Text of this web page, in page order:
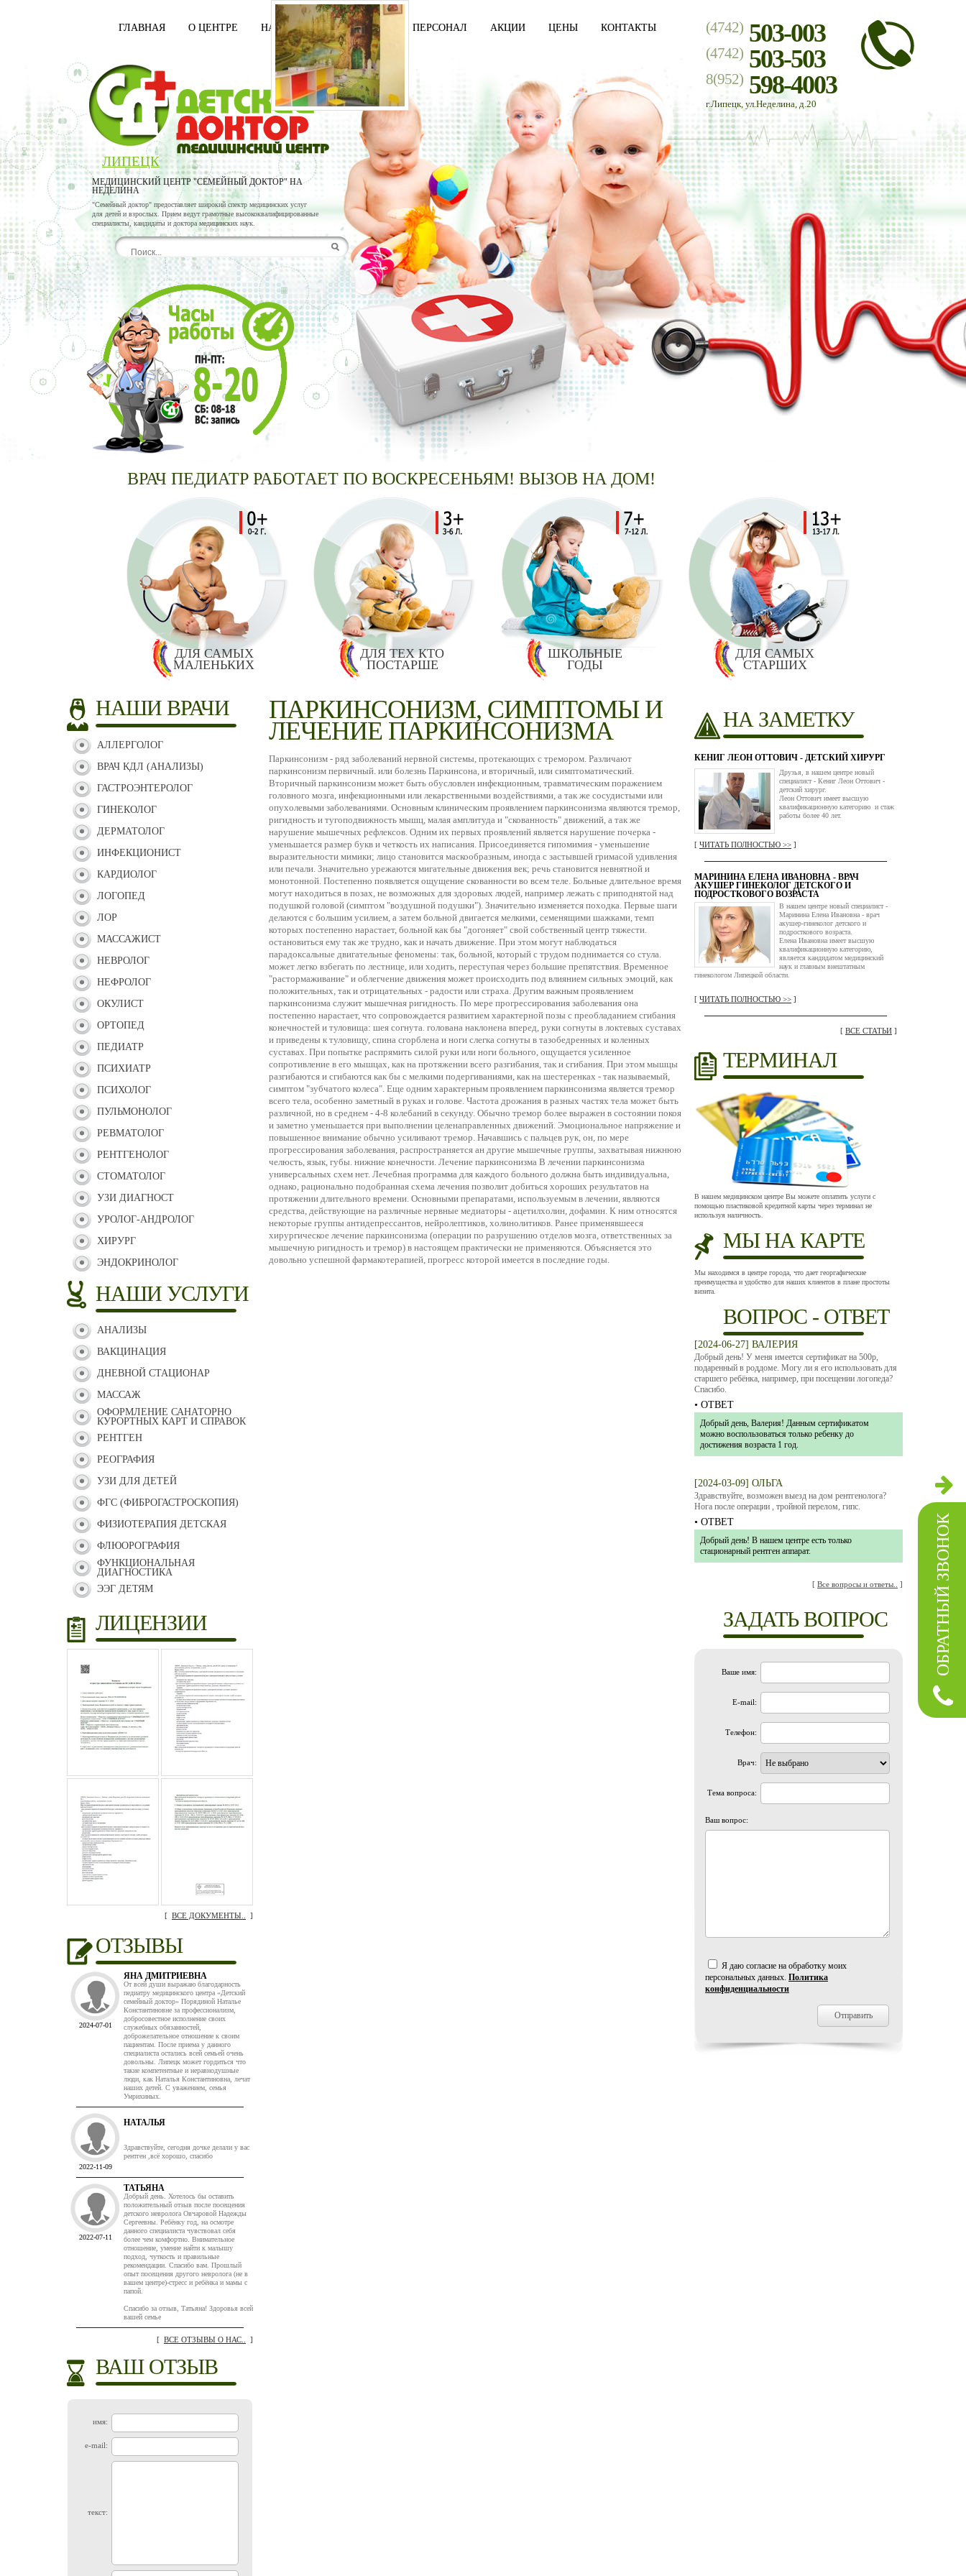
ОБРАТНЫЙ ЗВОНОК
ГЛАВНАЯ О ЦЕНТРЕ НАШИ ВРАЧИ УСЛУГИ ПЕРСОНАЛ АКЦИИ ЦЕНЫ КОНТАКТЫ (4742) 503-003
(4742) 503-503
8(952) 598-4003
г.Липецк, ул.Неделина, д.20
ЛИПЕЦК
МЕДИЦИНСКИЙ ЦЕНТР "СЕМЕЙНЫЙ ДОКТОР" НА
НЕДЕЛИНА
"Семейный доктор" предоставляет широкий спектр медицинских услуг
для детей и взрослых. Прием ведут грамотные высококвалифицированные
специалисты, кандидаты и доктора медицинских наук.
ВРАЧ ПЕДИАТР РАБОТАЕТ ПО ВОСКРЕСЕНЬЯМ! ВЫЗОВ НА ДОМ!
ДЛЯ САМЫХ
МАЛЕНЬКИХ
ДЛЯ ТЕХ КТО
ПОСТАРШЕ
ШКОЛЬНЫЕ
ГОДЫ
ДЛЯ САМЫХ
СТАРШИХ
НАШИ ВРАЧИ
АЛЛЕРГОЛОГ
ВРАЧ КДЛ (АНАЛИЗЫ)
ГАСТРОЭНТЕРОЛОГ
ГИНЕКОЛОГ
ДЕРМАТОЛОГ
ИНФЕКЦИОНИСТ
КАРДИОЛОГ
ЛОГОПЕД
ЛОР
МАССАЖИСТ
НЕВРОЛОГ
НЕФРОЛОГ
ОКУЛИСТ
ОРТОПЕД
ПЕДИАТР
ПСИХИАТР
ПСИХОЛОГ
ПУЛЬМОНОЛОГ
РЕВМАТОЛОГ
РЕНТГЕНОЛОГ
СТОМАТОЛОГ
УЗИ ДИАГНОСТ
УРОЛОГ-АНДРОЛОГ
ХИРУРГ
ЭНДОКРИНОЛОГ
НАШИ УСЛУГИ
АНАЛИЗЫ
ВАКЦИНАЦИЯ
ДНЕВНОЙ СТАЦИОНАР
МАССАЖ
ОФОРМЛЕНИЕ САНАТОРНО
КУРОРТНЫХ КАРТ И СПРАВОК
РЕНТГЕН
РЕОГРАФИЯ
УЗИ ДЛЯ ДЕТЕЙ
ФГС (ФИБРОГАСТРОСКОПИЯ)
ФИЗИОТЕРАПИЯ ДЕТСКАЯ
ФЛЮОРОГРАФИЯ
ФУНКЦИОНАЛЬНАЯ
ДИАГНОСТИКА
ЭЭГ ДЕТЯМ
ЛИЦЕНЗИИ
[ ВСЕ ДОКУМЕНТЫ.. ]
ОТЗЫВЫ
2024-07-01
ЯНА ДМИТРИЕВНА
От всей души выражаю благодарность
педиатру медицинского центра «Детский
семейный доктор» Порядиной Наталье
Константиновне за профессионализм,
добросовестное исполнение своих
служебных обязанностей,
доброжелательное отношение к своим
пациентам. После приема у данного
специалиста остались всей семьей очень
довольны. Липецк может гордиться что
такие компетентные и неравнодушные
люди, как Наталья Константиновна, лечат
наших детей. С уважением, семья
Умрихиных.
2022-11-09
НАТАЛЬЯ
Здравствуйте, сегодня дочке делали у вас
рентген ,всё хорошо, спасибо
2022-07-11
ТАТЬЯНА
Добрый день. Хотелось бы оставить
положительный отзыв после посещения
детского невролога Овчаровой Надежды
Сергеевны. Ребёнку год, на осмотре
данного специалиста чувствовал себя
более чем комфортно. Внимательное
отношение, умение найти к малышу
подход, чуткость и правильные
рекомендации. Спасибо вам. Прошлый
опыт посещения другого невролога (не в
вашем центре)-стресс и ребёнка и мамы с
папой.
Спасибо за отзыв, Татьяна! Здоровья всей
вашей семье
[ ВСЕ ОТЗЫВЫ О НАС.. ]
ВАШ ОТЗЫВ
имя:
e-mail:
текст:
ПАРКИНСОНИЗМ, СИМПТОМЫ И
ЛЕЧЕНИЕ ПАРКИНСОНИЗМА
Паркинсонизм - ряд заболеваний нервной системы, протекающих с тремором. Различают
паркинсонизм первичный. или болезнь Паркинсона, и вторичный, или симптоматический.
Вторичный паркинсонизм может быть обусловлен инфекционным, травматическим поражением
головного мозга, инфекционными или лекарственными воздействиями, а так же сосудистыми или
опухолевыми заболеваниями. Основным клиническим проявлением паркинсонизма являются тремор,
ригидность и тугоподвижность мышц, малая амплитуда и "скованность" движений, а так же
нарушение мышечных рефлексов. Одним их первых проявлений является нарушение почерка -
уменьшается размер букв и четкость их написания. Присоединяется гипомимия - уменьшение
выразительности мимики; лицо становится маскообразным, иногда с застывшей гримасой удивления
или печали. Значительно урежаются мигательные движения век; речь становится невнятной и
монотонной. Постепенно появляется ощущение скованности во всем теле. Больные длительное время
могут находиться в позах, не возможных для здоровых людей, например лежать с приподнятой над
подушкой головой (симптом "воздушной подушки"). Значительно изменяется походка. Первые шаги
делаются с большим усилием, а затем больной двигается мелкими, семенящими шажками, темп
которых постепенно нарастает, больной как бы "догоняет" свой собственный центр тяжести.
остановиться ему так же трудно, как и начать движение. При этом могут наблюдаться
парадоксальные двигательные феномены: так, больной, который с трудом поднимается со стула.
может легко взбегать по лестнице, или ходить, переступая через большие препятствия. Временное
"растормаживание" и облегчение движения может происходить под влиянием сильных эмоций, как
положительных, так и отрицательных - радости или страха. Другим важным проявлением
паркинсонизма служит мышечная ригидность. По мере прогрессирования заболевания она
постепенно нарастает, что сопровождается развитием характерной позы с преобладанием сгибания
конечностей и туловища: шея согнута. голована наклонена вперед, руки согнуты в локтевых суставах
и приведены к туловищу, спина сгорблена и ноги слегка согнуты в тазобедренных и коленных
суставах. При попытке распрямить силой руки или ноги больного, ощущается усиленное
сопротивление в его мышцах, как на протяжении всего разгибания, так и сгибания. При этом мышцы
разгибаются и сгибаются как бы с мелкими подергиваниями, как на шестеренках - так называемый,
симптом "зубчатого колеса". Еще одним характерным проявлением паркинсонизма является тремор
всего тела, особенно заметный в руках и голове. Частота дрожания в разных частях тела может быть
различной, но в среднем - 4-8 колебаний в секунду. Обычно тремор более выражен в состоянии покоя
и заметно уменьшается при выполнении целенаправленных движений. Эмоциональное напряжение и
повышенное внимание обычно усиливают тремор. Начавшись с пальцев рук, он, по мере
прогрессирования заболевания, распространяется ан другие мышечные группы, захватывая нижнюю
челюсть, язык, губы. нижние конечности. Лечение паркинсонизма В лечении паркинсонизма
универсальных схем нет. Лечебная программа для каждого больного должна быть индивидуальна,
однако, рационально подобранная схема лечения позволит добиться хороших результатов на
протяжении длительного времени. Основными препаратами, используемым в лечении, являются
средства, действующие на различные нервные медиаторы - ацетилхолин, дофамин. К ним относятся
некоторые группы антидепрессантов, нейролептиков, холинолитиков. Ранее применявшееся
хирургическое лечение паркинсонизма (операции по разрушению отделов мозга, ответственных за
мышечную ригидность и тремор) в настоящем практически не применяются. Объясняется это
довольно успешной фармакотерапией, прогресс которой имеется в последние годы.
НА ЗАМЕТКУ
КЕНИГ ЛЕОН ОТТОВИЧ - ДЕТСКИЙ ХИРУРГ
Друзья, в нашем центре новый
специалист - Кениг Леон Оттович -
детский хирург.
Леон Оттович имеет высшую
квалификационную категорию и стаж
работы более 40 лет.
[ ЧИТАТЬ ПОЛНОСТЬЮ >> ]
МАРИНИНА ЕЛЕНА ИВАНОВНА - ВРАЧ
АКУШЕР ГИНЕКОЛОГ ДЕТСКОГО И
ПОДРОСТКОВОГО ВОЗРАСТА
В нашем центре новый специалист -
Маринина Елена Ивановна - врач
акушер-гинеколог детского и
подросткового возраста.
Елена Ивановна имеет высшую
квалификационную категорию,
является кандидатом медицинский
наук и главным внештатным
гинекологом Липецкой области.
[ ЧИТАТЬ ПОЛНОСТЬЮ >> ]
[ ВСЕ СТАТЬИ ]
ТЕРМИНАЛ
В нашем медицинском центре Вы можете оплатить услуги с
помощью пластиковой кредитной карты через терминал не
используя наличность.
МЫ НА КАРТЕ
Мы находимся в центре города, что дает георгафические
преимущества и удобство для наших клиентов в плане простоты
визита.
ВОПРОС - ОТВЕТ
[2024-06-27] ВАЛЕРИЯ
Добрый день! У меня имеется сертификат на 500р,
подаренный в роддоме. Могу ли я его использовать для
старшего ребёнка, например, при посещении логопеда?
Спасибо.
• ОТВЕТ
Добрый день, Валерия! Данным сертификатом
можно воспользоваться только ребенку до
достижения возраста 1 год.
[2024-03-09] ОЛЬГА
Здравствуйте, возможен выезд на дом рентгенолога?
Нога после операции , тройной перелом, гипс.
• ОТВЕТ
Добрый день! В нашем центре есть только
стационарный рентген аппарат.
[ Все вопросы и ответы.. ]
ЗАДАТЬ ВОПРОС
Ваше имя:
E-mail:
Телефон:
Врач:
Тема вопроса:
Ваш вопрос:
Я даю согласие на обработку моих
персональных данных. Политика
конфиденциальности